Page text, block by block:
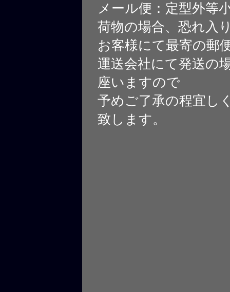
メール便：定型外等
荷物の場合、恐れ入
お客様にて最寄の郵
運送会社にて発送の
座いますので
予めご了承の程宜し
致します。